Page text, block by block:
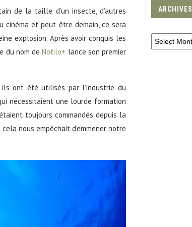
de la taille d’un insecte, d’autres
et peut être demain, ce sera
explosion. Après avoir conquis les
du nom deNotilo+ lance son premier
ils ont été utilisés par l’industrie du
nécessitaient une lourde formation
toujours commandés depuis la
nous empêchait d’emmener notre
ARCHIVES